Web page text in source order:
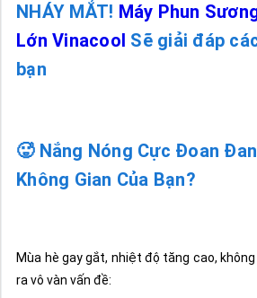
NHÁY MẮT! Máy Phun
Lớn Vinacool Sẽ giải đáp
bạn
🥵 Nắng Nóng Cực Đoan
Không Gian Của Bạn?
Mùa hè gay gắt, nhiệt độ tăng cao,
ra vô vàn vấn đề: